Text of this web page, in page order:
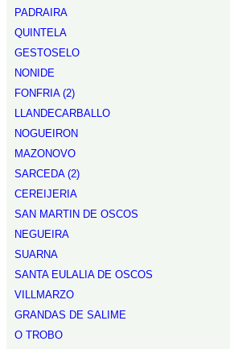
PADRAIRA
QUINTELA
GESTOSELO
NONIDE
FONFRIA (2)
LLANDECARBALLO
NOGUEIRON
MAZONOVO
SARCEDA (2)
CEREIJERIA
SAN MARTIN DE OSCOS
NEGUEIRA
SUARNA
SANTA EULALIA DE OSCOS
VILLMARZO
GRANDAS DE SALIME
O TROBO